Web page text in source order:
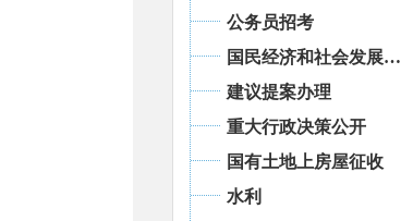
公务员招考
国民经济和社会发展统计信息
建议提案办理
重大行政决策公开
国有土地上房屋征收
水利